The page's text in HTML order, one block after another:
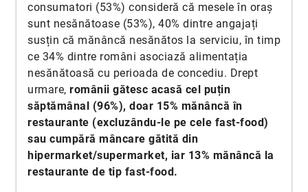
consumatori (53%) consideră că mesele în oraș
sunt nesănătoase (53%), 40% dintre angajați
susțin că mănâncă nesănătos la serviciu, în timp
ce 34% dintre români asociază alimentația
nesănătoasă cu perioada de concediu. Drept
urmare, românii gătesc acasă cel puțin
săptămânal (96%), doar 15% mănâncă în
restaurante (excluzându-le pe cele fast-food)
sau cumpără mâncare gătită din
hipermarket/supermarket, iar 13% mănâncă la
restaurante de tip fast-food.